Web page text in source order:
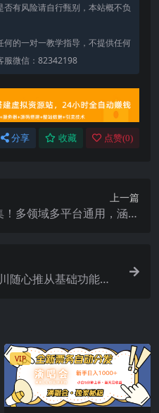
有风险请自行甄别，本站概不负
的一对一教学指导，不提供任何
服微信：82342198
分享 收藏 点赞(0)
上一篇
多领域多平台通用，涵盖
随心推从基础功能到
VIP